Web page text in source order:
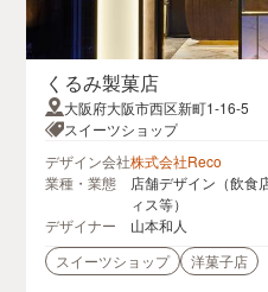
くるみ製菓店
大阪府大阪市西区新町1-16-5
スイーツショップ
デザイン会社株式会社Reco
業種・業態
店舗デザイン（飲食
ィス等）
デザイナー
山本和人
スイーツショップ
洋菓子店